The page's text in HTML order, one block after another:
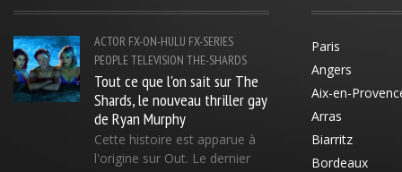
ACTOR FX-ON-HULU FX-SERIES
PEOPLETELEVISION THE-SHARDS
Tout ce que l'on sait sur The
Shards, le nouveau thriller gay
de Ryan Murphy
Cette histoire est apparue à
l'origine sur Out. Le dernier
Paris
Angers
Aix-en-
Arras
Biarritz
Bordeaux